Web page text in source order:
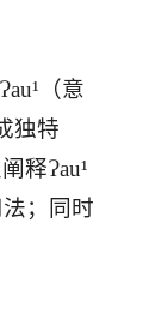
（意
独特
释Ɂau¹
；同时